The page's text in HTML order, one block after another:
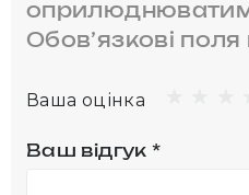
Обов’язкові поля
Ваша оцінка
Ваш відгук *